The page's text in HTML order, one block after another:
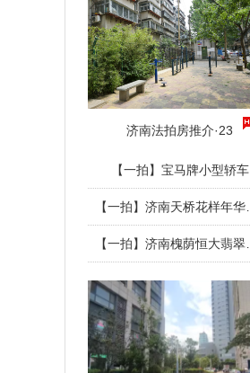
济南法拍房推介·23
【一拍】宝马牌小型轿车